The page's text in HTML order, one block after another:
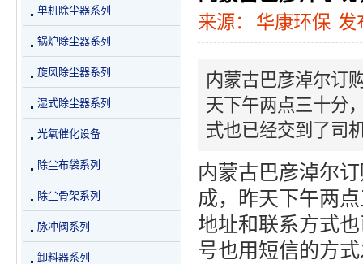
来源： 华康环保 发
内蒙古巴彦淖尔订
天下午两点三十分
式也已经交到了司
内蒙古巴彦淖尔
成，昨天下午两
地址和联系方式
号也用短信的方
单机除尘器系列
锅炉除尘器系列
旋风除尘器系列
湿式除尘器系列
光氧催化设备
除尘布袋系列
除尘骨架系列
脉冲阀系列
卸料器系列